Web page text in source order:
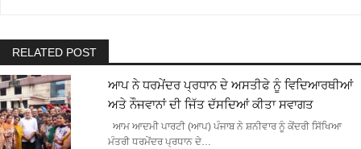
RELATED POST
ਆਪ ਨੇ ਧਰਮੇਂਦਰ ਪ੍ਰਧਾਨ ਦੇ ਅਸਤੀਫੇ ਨੂੰ ਵਿਦਿਆਰਥੀਆਂ
ਅਤੇ ਨੌਜਵਾਨਾਂ ਦੀ ਜਿੱਤ ਦੱਸਦਿਆਂ ਕੀਤਾ ਸਵਾਗਤ
ਆਮ ਆਦਮੀ ਪਾਰਟੀ (ਆਪ) ਪੰਜਾਬ ਨੇ ਸ਼ਨੀਵਾਰ ਨੂੰ ਕੇਂਦਰੀ ਸਿੱਖਿਆ
ਮੰਤਰੀ ਧਰਮੇਂਦਰ ਪ੍ਰਧਾਨ ਦੇ…